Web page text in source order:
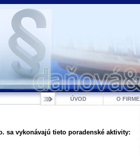
ÚVOD O FIRME
sa vykonávajú tieto poradenské aktivity: